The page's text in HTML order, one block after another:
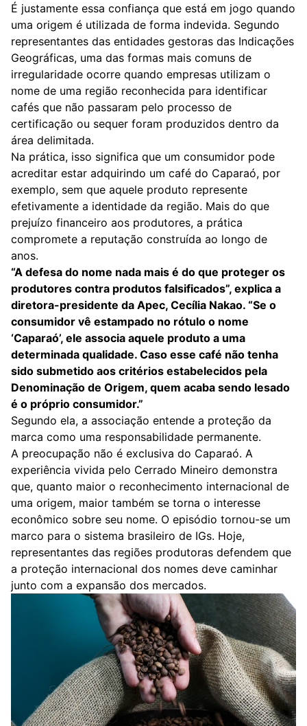
É justamente essa confiança que está em jogo quando
uma origem é utilizada de forma indevida. Segundo
representantes das entidades gestoras das Indicações
Geográficas, uma das formas mais comuns de
irregularidade ocorre quando empresas utilizam o
nome de uma região reconhecida para identificar
cafés que não passaram pelo processo de
certificação ou sequer foram produzidos dentro da
área delimitada.
Na prática, isso significa que um consumidor pode
acreditar estar adquirindo um café do Caparaó, por
exemplo, sem que aquele produto represente
efetivamente a identidade da região. Mais do que
prejuízo financeiro aos produtores, a prática
compromete a reputação construída ao longo de
anos.
“A defesa do nome nada mais é do que proteger os
produtores contra produtos falsificados”, explica a
diretora-presidente da Apec, Cecília Nakao. “Se o
consumidor vê estampado no rótulo o nome
‘Caparaó’, ele associa aquele produto a uma
determinada qualidade. Caso esse café não tenha
sido submetido aos critérios estabelecidos pela
Denominação de Origem, quem acaba sendo lesado
é o próprio consumidor.”
Segundo ela, a associação entende a proteção da
marca como uma responsabilidade permanente.
A preocupação não é exclusiva do Caparaó. A
experiência vivida pelo Cerrado Mineiro demonstra
que, quanto maior o reconhecimento internacional de
uma origem, maior também se torna o interesse
econômico sobre seu nome. O episódio tornou-se um
marco para o sistema brasileiro de IGs. Hoje,
representantes das regiões produtoras defendem que
a proteção internacional dos nomes deve caminhar
junto com a expansão dos mercados.